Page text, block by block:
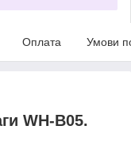
Оплата Умови
WH-B05.